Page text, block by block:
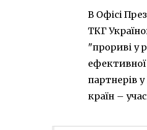
В Офісі
ТКГ
"прориві у
партнерів
країн –